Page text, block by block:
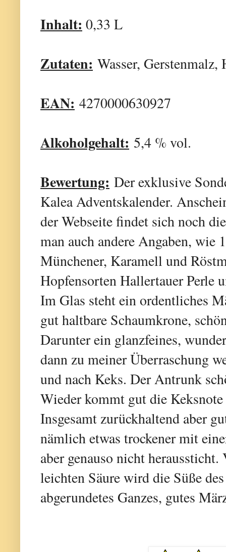
Inhalt: 0,33 L
Zutaten: Wasser, Gerstenmalz,
EAN: 4270000630927
Alkoholgehalt: 5,4 % vol.
Bewertung: Der exklusive
Kalea Adventskalender.
der Webseite findet sich noch
man auch andere Angaben, wie
Münchener, Karamell und
Hopfensorten Hallertauer Perle
Im Glas steht ein ordentliches
gut haltbare Schaumkrone,
Darunter ein glanzfeines,
dann zu meiner Überraschung
und nach Keks. Der Antrunk
Wieder kommt gut die
Insgesamt zurückhaltend aber
nämlich etwas trockener mit
aber genauso nicht
leichten Säure wird die Süße
abgerundetes Ganzes, gutes